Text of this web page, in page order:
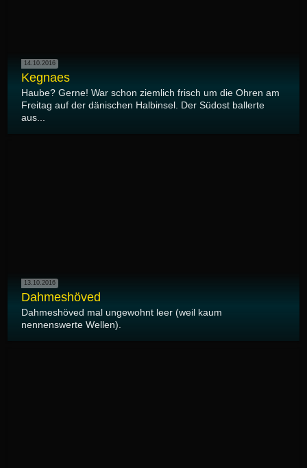
14.10.2016
Kegnaes
Haube? Gerne! War schon ziemlich frisch um die Ohren am
Freitag auf der dänischen Halbinsel. Der Südost ballerte
aus...
13.10.2016
Dahmeshöved
Dahmeshöved mal ungewohnt leer (weil kaum
nennenswerte Wellen).